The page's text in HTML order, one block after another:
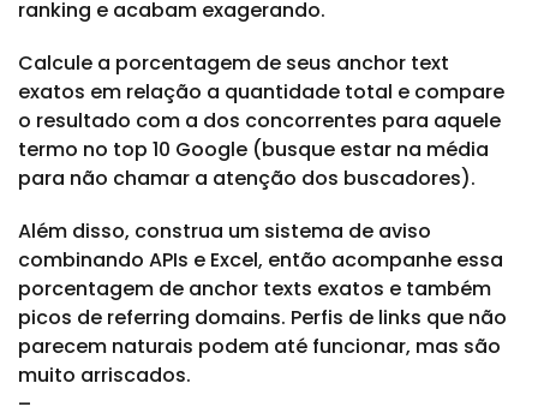
ranking e acabam exagerando.
Calcule a porcentagem de seus anchor text
exatos em relação a quantidade total e compare
o resultado com a dos concorrentes para aquele
termo no top 10 Google (busque estar na média
para não chamar a atenção dos buscadores).
Além disso, construa um sistema de aviso
combinando APIs e Excel, então acompanhe essa
porcentagem de anchor texts exatos e também
picos de referring domains. Perfis de links que não
parecem naturais podem até funcionar, mas são
muito arriscados.
–